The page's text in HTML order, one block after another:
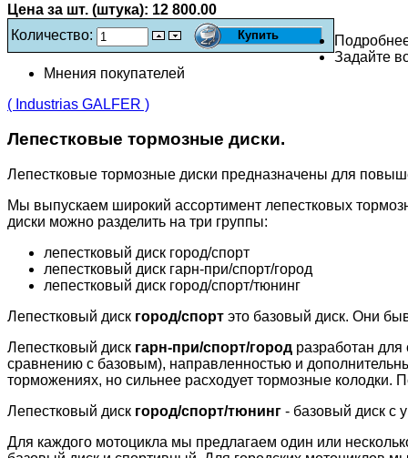
Цена за шт. (штука): 12 800.00
Количество:
Задайте
Мнения покупателей
( Industrias GALFER )
Лепестковые тормозные диски.
Лепестковые тормозные диски предназначены для
Мы выпускаем широкий ассортимент лепестковых
диски можно разделить на три группы:
лепестковый диск город/спорт
лепестковый диск гарн-при/спорт/город
лепестковый диск город/спорт/тюнинг
Лепестковый диск город/спорт это базовый диск. Они
Лепестковый диск гарн-при/спорт/город разработан
сравнению с базовым), направленностью и
торможениях, но сильнее расходует тормозные колодки.
Лепестковый диск город/спорт/тюнинг - базовый диск с
Для каждого мотоцикла мы предлагаем один или